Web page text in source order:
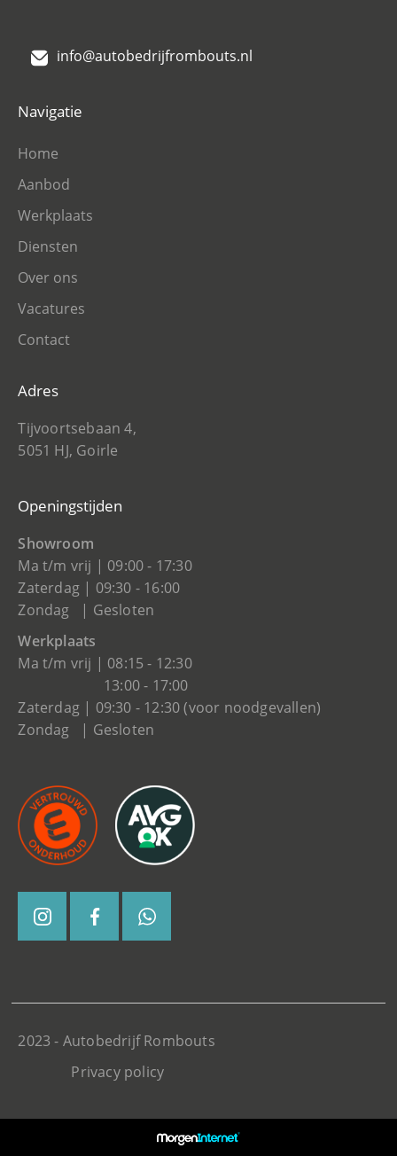
info@autobedrijfrombouts.nl
Navigatie
Home
Aanbod
Werkplaats
Diensten
Over ons
Vacatures
Contact
Adres
Tijvoortsebaan 4,
5051 HJ, Goirle
Openingstijden
Showroom
Ma t/m vrij | 09:00 - 17:30
Zaterdag | 09:30 - 16:00
Zondag | Gesloten
Werkplaats
Ma t/m vrij | 08:15 - 12:30
13:00 - 17:00
Zaterdag | 09:30 - 12:30 (voor noodgevallen)
Zondag | Gesloten
2023 - Autobedrijf Rombouts
Privacy policy